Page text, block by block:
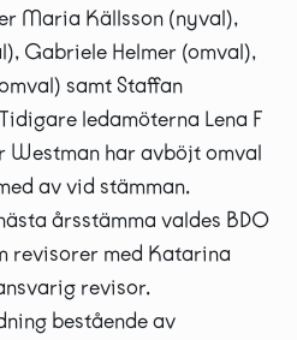
Maria Källsson (nyval),
Gabriele Helmer (omval),
samt Staffan
ledamöterna Lena F
Westman har avböjt omval
av vid stämman.
årsstämma valdes BDO
revisorer med Katarina
revisor.
bestående av